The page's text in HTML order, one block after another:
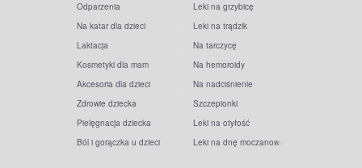
Odparzenia
Na katar dla dzieci
Laktacja
Kosmetyki dla mam
Akcesoria dla dzieci
Zdrowie dziecka
Pielęgnacja dziecka
Ból i gorączka u dzieci
Leki na grzybicę
Leki na trądzik
Na tarczycę
Na hemoroidy
Na nadciśnienie
Szczepionki
Leki na otyłość
Leki na dnę moczanową